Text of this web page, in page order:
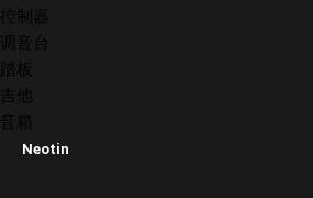
控制器
调音台
踏板
吉他
音箱
Neotin